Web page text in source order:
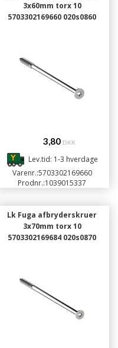
3x60mm torx 10
5703302169660 020s0860
3,80 DKK
Lev.tid: 1-3 hverdage
Varenr.:5703302169660
Prodnr.:1039015337
Lk Fuga afbryderskruer
3x70mm torx 10
5703302169684 020s0870